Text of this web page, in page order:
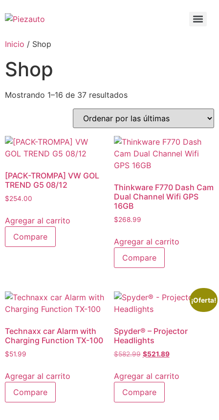
Inicio / Shop
Shop
Mostrando 1–16 de 37 resultados
[PACK-TROMPA] VW GOL
TREND G5 08/12
$254.00
Agregar al carrito
Compare
Thinkware F770 Dash Cam
Dual Channel Wifi GPS
16GB
$268.99
Agregar al carrito
Compare
Technaxx car Alarm with
Charging Function TX-100
$51.99
Agregar al carrito
Compare
¡Oferta!
Spyder® – Projector
Headlights
$582.99 $521.89
Agregar al carrito
Compare